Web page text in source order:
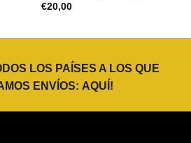
€20,00
LOS PAÍSES A LOS QUE
ENVÍOS: AQUÍ !